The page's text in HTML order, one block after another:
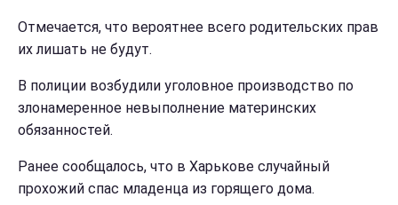
Отмечается, что вероятнее всего родительских прав
их лишать не будут.
В полиции возбудили уголовное производство по
злонамеренное невыполнение материнских
обязанностей.
Ранее сообщалось, что в Харькове случайный
прохожий спас младенца из горящего дома.